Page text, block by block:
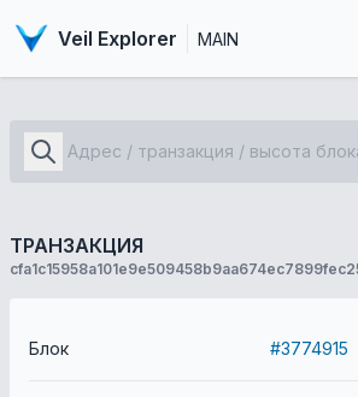
Veil Explorer MAIN
ТРАНЗАКЦИЯ
Блок #3774915